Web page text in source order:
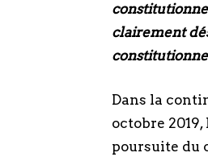
clairement
Dans la
octobre
poursuite du